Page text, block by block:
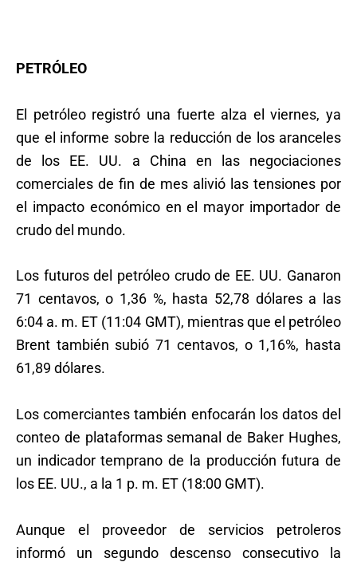
PETRÓLEO
El petróleo registró una fuerte alza el viernes, ya
que el informe sobre la reducción de los aranceles
de los EE. UU. a China en las negociaciones
comerciales de fin de mes alivió las tensiones por
el impacto económico en el mayor importador de
crudo del mundo.
Los futuros del petróleo crudo de EE. UU. Ganaron
71 centavos, o 1,36 %, hasta 52,78 dólares a las
6:04 a. m. ET (11:04 GMT), mientras que el petróleo
Brent también subió 71 centavos, o 1,16%, hasta
61,89 dólares.
Los comerciantes también enfocarán los datos del
conteo de plataformas semanal de Baker Hughes,
un indicador temprano de la producción futura de
los EE. UU., a la 1 p. m. ET (18:00 GMT).
Aunque el proveedor de servicios petroleros
informó un segundo descenso consecutivo la